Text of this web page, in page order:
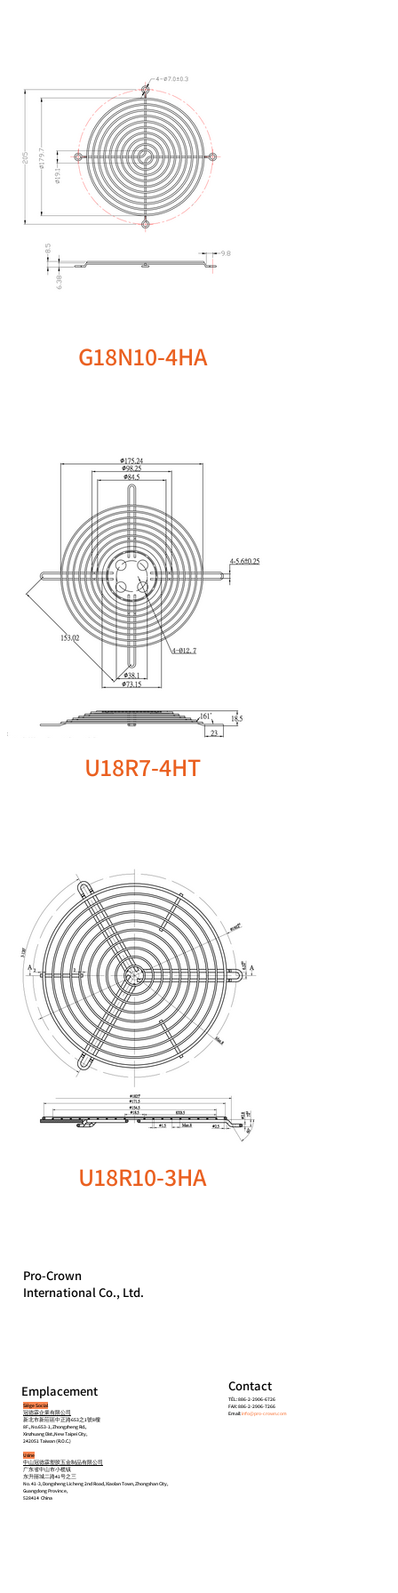
G18N10-4HA
U18R7-4HT
U18R10-3HA
Emplacement
Siège Social
冠德霖企業有限公司
新北市新莊區中正路653之1號8樓
8F., No.653-1, Zhongzheng Rd.,
Xinzhuang Dist.,New Taipei City,
242051 Taiwan (R.O.C.)
Usine
中山冠德霖塑胶五金制品有限公司
广东省中山市小榄镇
东升丽城二路41号之三
No. 41-3, Dongsheng Licheng 2nd Road, Xiaolan Town, Zhongshan City,
Guangdong Province,
528414 China
Pro-Crown
International Co., Ltd.
Contact
TÉL: 886-2-2906-6726
FAX: 886-2-2906-7266
Email:info@pro-crown.com